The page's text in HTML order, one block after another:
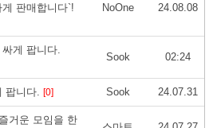
판매합니다`!
NoOne 24.08.08
게 팝니다.
Sook 02:24
팝니다. [0] Sook 24.07.31
거운 모임을 한